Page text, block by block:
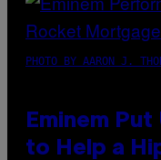
PHOTO BY AARON J.
Eminem
to Help a